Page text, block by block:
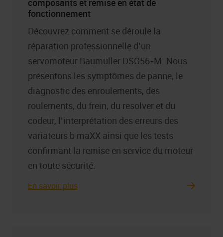
fonctionnement
Découvrez comment se déroule la
réparation professionnelle d’un
servomoteur Baumüller DSG56-M. Nous
présentons les symptômes de panne, le
diagnostic des enroulements, des
roulements, du frein, du resolver et du
codeur, l’interprétation des erreurs des
variateurs b maXX ainsi que les tests
confirmant la remise en service du moteur
en toute sécurité.
En savoir plus